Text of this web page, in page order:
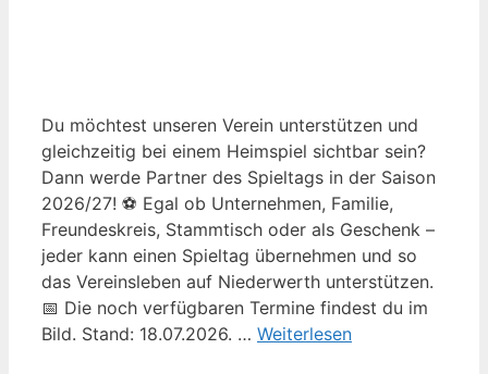
Du möchtest unseren Verein unterstützen und
gleichzeitig bei einem Heimspiel sichtbar sein?
Dann werde Partner des Spieltags in der Saison
2026/27! ⚽ Egal ob Unternehmen, Familie,
Freundeskreis, Stammtisch oder als Geschenk –
jeder kann einen Spieltag übernehmen und so
das Vereinsleben auf Niederwerth unterstützen.
📅 Die noch verfügbaren Termine findest du im
Bild. Stand: 18.07.2026. … Weiterlesen